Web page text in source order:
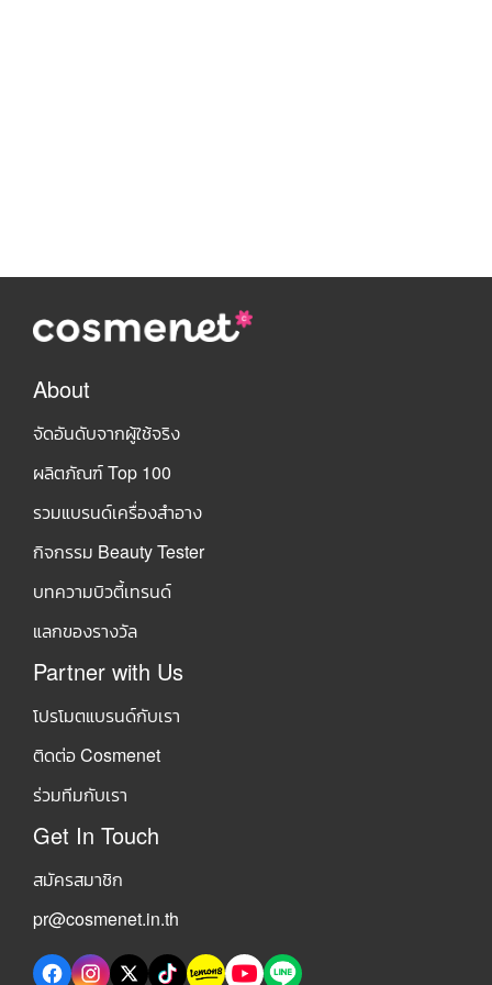
About
จัดอันดับจากผู้ใช้จริง
ผลิตภัณฑ์ Top 100
รวมแบรนด์เครื่องสำอาง
กิจกรรม Beauty Tester
บทความบิวตี้เทรนด์
แลกของรางวัล
Partner with Us
โปรโมตแบรนด์กับเรา
ติดต่อ Cosmenet
ร่วมทีมกับเรา
Get In Touch
สมัครสมาชิก
pr@cosmenet.in.th